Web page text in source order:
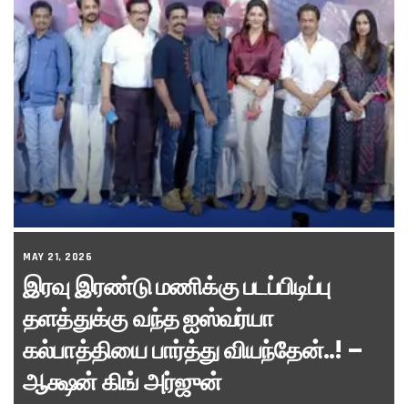
MAY 21, 2026
இரவு இரண்டு மணிக்கு படப்பிடிப்பு
தளத்துக்கு வந்த ஐஸ்வர்யா
கல்பாத்தியை பார்த்து வியந்தேன்..! –
ஆக்ஷன் கிங் அர்ஜுன்